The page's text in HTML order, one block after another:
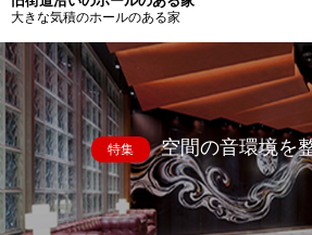
大きな気積のホールのある家
特集 空間の音環境を